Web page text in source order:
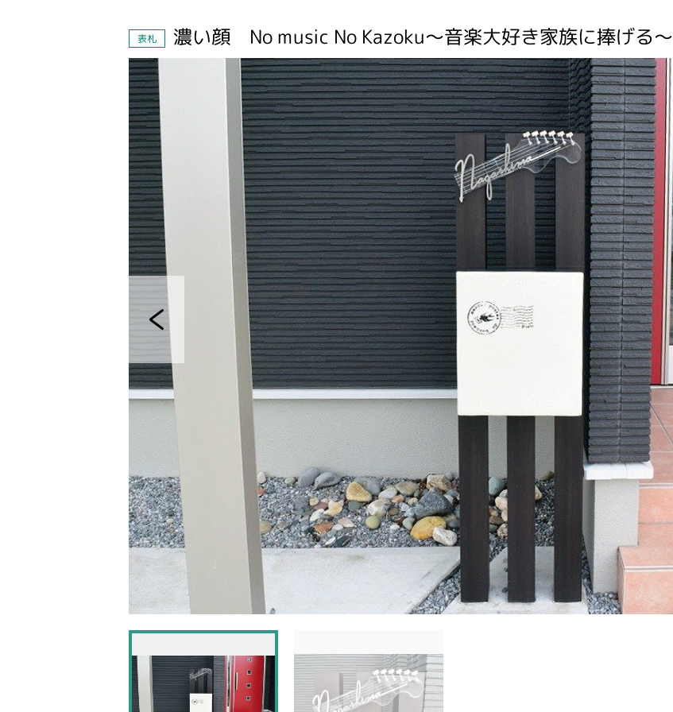
表札 濃い顔 No music No Kazoku～音楽大好き家族に捧げる～